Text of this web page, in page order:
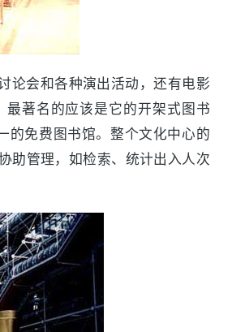
论会和各种演出活动，还有电影
著名的应该是它的开架式图书
的免费图书馆。整个文化中心的
助管理，如检索、统计出入人次